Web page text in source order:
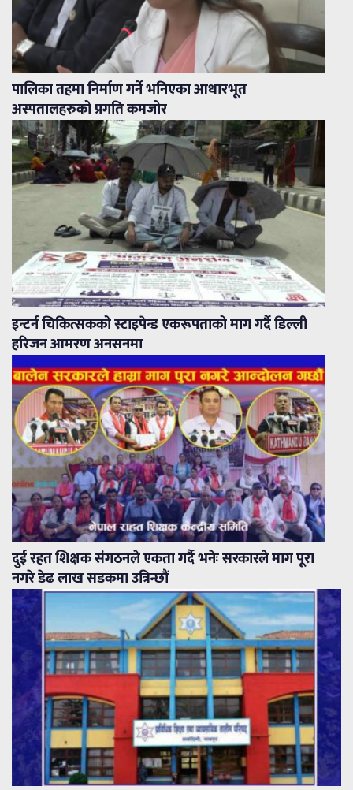
पालिका तहमा निर्माण गर्ने भनिएका आधारभूत
अस्पतालहरुको प्रगति कमजोर
इन्टर्न चिकित्सकको स्टाइपेन्ड एकरूपताको माग गर्दै डिल्ली
हरिजन आमरण अनसनमा
दुई रहत शिक्षक संगठनले एकता गर्दै भनेः सरकारले माग पूरा
नगरे डेढ लाख सडकमा उत्रिन्छौं